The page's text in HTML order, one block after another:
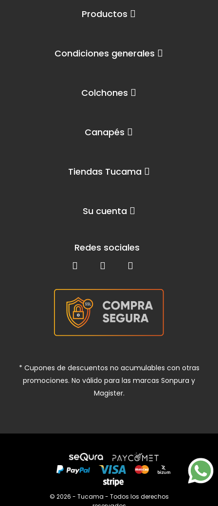
Productos
Condiciones generales
Colchones
Canapés
Tiendas Tucama
Su cuenta
Redes sociales
* Cupones de descuentos no acumulables con otras
promociones. No válido para las marcas Sonpura y
Magister.
© 2026 - Tucama - Todos los derechos